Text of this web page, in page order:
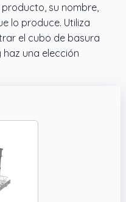
su nombre,
lo produce. Utiliza
el cubo de basura
una elección